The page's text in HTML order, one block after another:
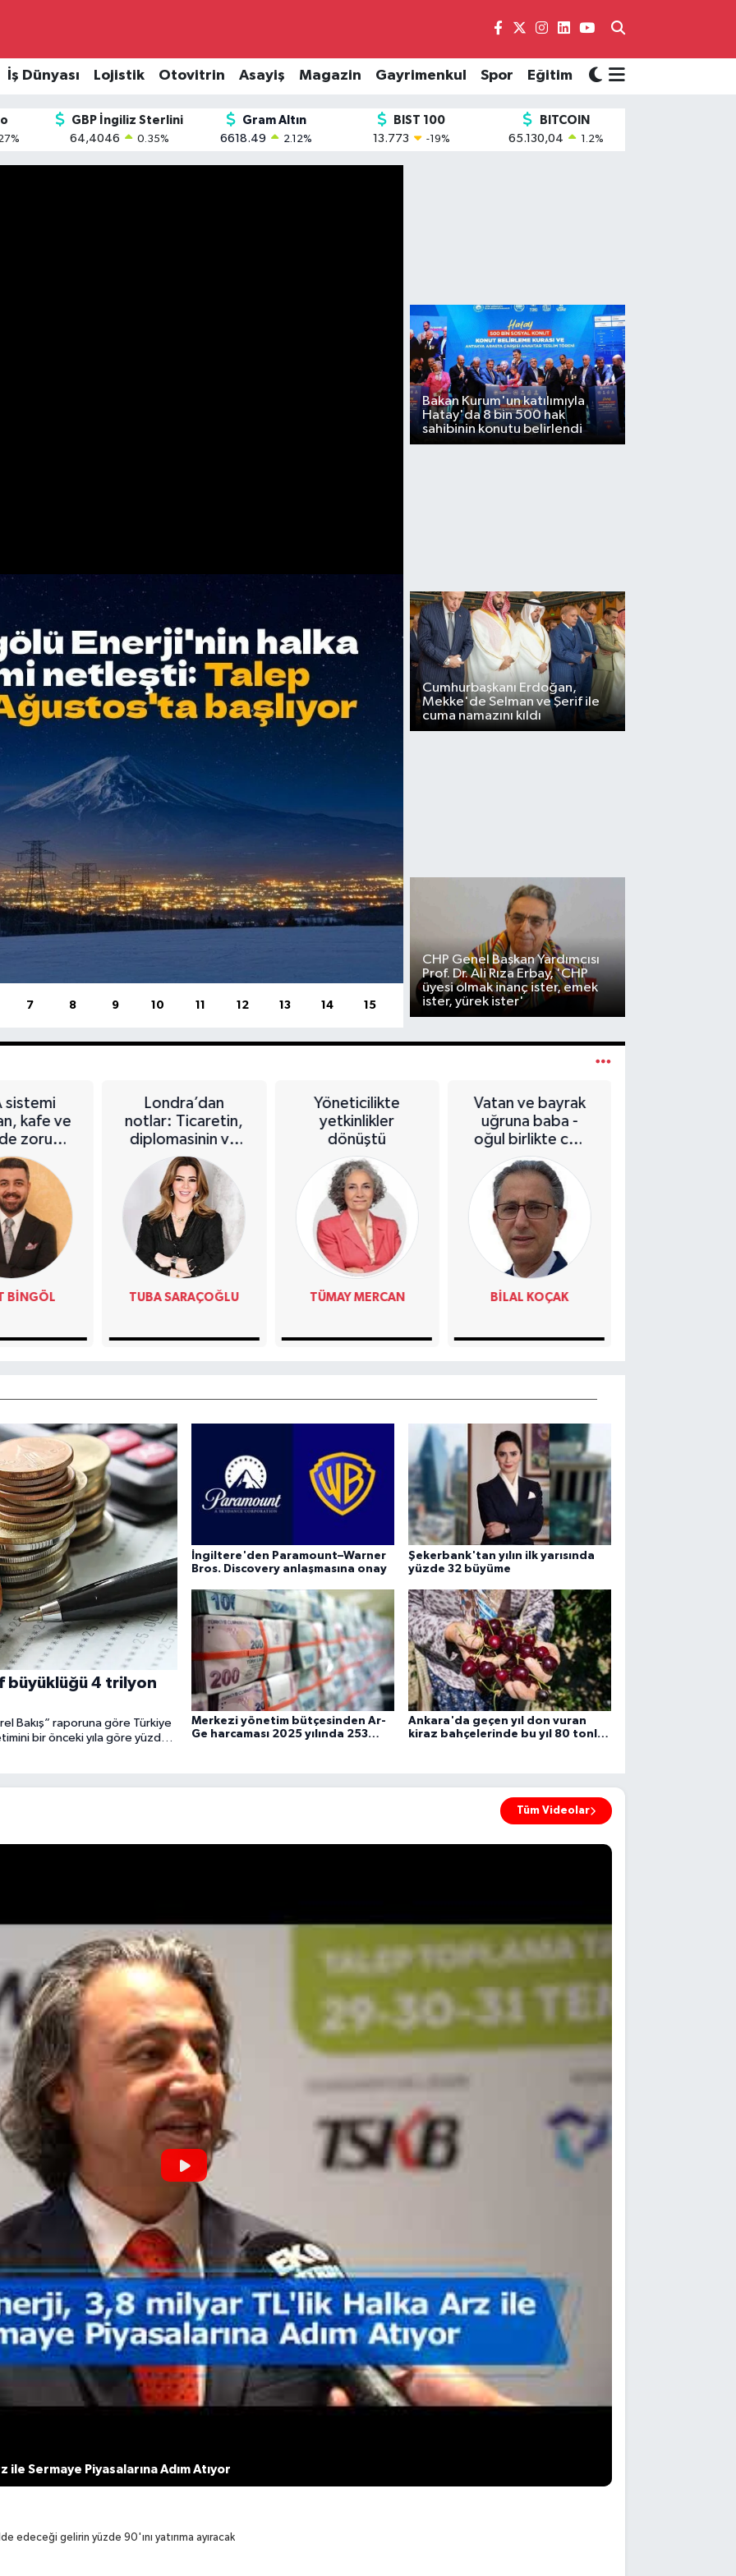
İş Dünyası Lojistik Otovitrin Asayiş Magazin Gayrimenkul Spor Eğitim
%
GBP İngiliz Sterlini
64,4046
0.35%
Gram Altın
6618.49
2.12%
BIST 100
13.773
-19%
BITCOIN
65.130,04
1.2%
7 8 9 10 11 12 13 14 15
Bakan Kurum'un katılımıyla
Hatay'da 8 bin 500 hak
sahibinin konutu belirlendi
Cumhurbaşkanı Erdoğan,
Mekke'de Selman ve Şerif ile
cuma namazını kıldı
CHP Genel Başkan Yardımcısı
Prof. Dr. Ali Rıza Erbay, 'CHP
üyesi olmak inanç ister, emek
ister, yürek ister'
sistemi
kafe ve
zorunlu
BINGÖL
Londra’dan
notlar: Ticaretin,
diplomasinin ve
küresel vizyonun
başkentinde
Türkiye’nin
yükselen gücü
TUBA SARAÇOĞLU
Yöneticilikte
yetkinlikler
dönüştü
TÜMAY MERCAN
Vatan ve bayrak
uğruna baba -
oğul birlikte can
verdi
BILAL KOÇAK
büyüklüğü 4 trilyon
Bakış” raporuna göre Türkiye
bir önceki yıla göre yüzde
İngiltere'den Paramount–Warner
Bros. Discovery anlaşmasına onay
Şekerbank'tan yılın ilk yarısında
yüzde 32 büyüme
Merkezi yönetim bütçesinden Ar-
Ge harcaması 2025 yılında 253
Ankara'da geçen yıl don vuran
kiraz bahçelerinde bu yıl 80 tonluk
Tüm Videolar
Sermaye Piyasalarına Adım Atıyor
edeceği gelirin yüzde 90'ını yatırıma ayıracak